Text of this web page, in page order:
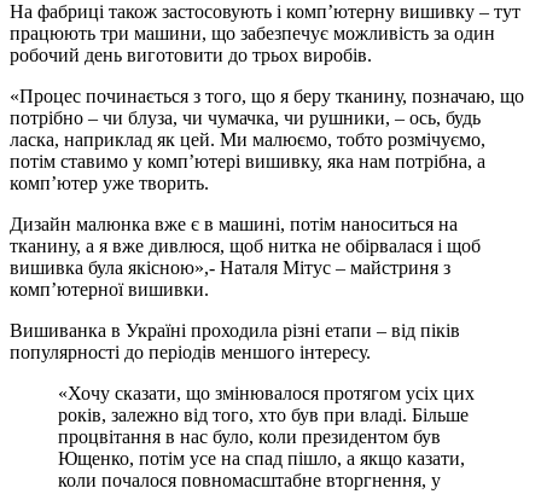
На фабриці також застосовують і комп’ютерну вишивку – тут
працюють три машини, що забезпечує можливість за один
робочий день виготовити до трьох виробів.
«Процес починається з того, що я беру тканину, позначаю, що
потрібно – чи блуза, чи чумачка, чи рушники, – ось, будь
ласка, наприклад як цей. Ми малюємо, тобто розмічуємо,
потім ставимо у комп’ютері вишивку, яка нам потрібна, а
комп’ютер уже творить.
Дизайн малюнка вже є в машині, потім наноситься на
тканину, а я вже дивлюся, щоб нитка не обірвалася і щоб
вишивка була якісною»,- Наталя Мітус – майстриня з
комп’ютерної вишивки.
Вишиванка в Україні проходила різні етапи – від піків
популярності до періодів меншого інтересу.
«Хочу сказати, що змінювалося протягом усіх цих
років, залежно від того, хто був при владі. Більше
процвітання в нас було, коли президентом був
Ющенко, потім усе на спад пішло, а якщо казати,
коли почалося повномасштабне вторгнення, у